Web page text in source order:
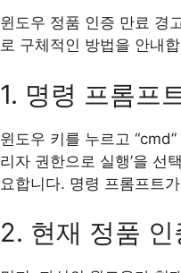
윈도우 정품 인증 만료 경
로 구체적인 방법을 안내
1. 명령 프롬프
윈도우 키를 누르고
리자 권한으로 실행’을 선
요합니다. 명령 프롬프트
2. 현재 정품 인